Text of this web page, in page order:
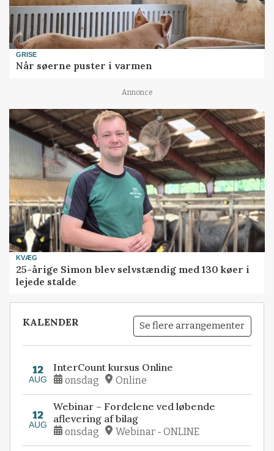
GRISE
Når søerne puster i varmen
Annonce
KVÆG
25-årige Simon blev selvstændig med 130 køer i
lejede stalde
KALENDER Se flere arrangementer
12
AUG
InterCount kursus Online
onsdag Online
12
AUG
Webinar – Fordelene ved løbende
aflevering af bilag
onsdag Webinar - ONLINE